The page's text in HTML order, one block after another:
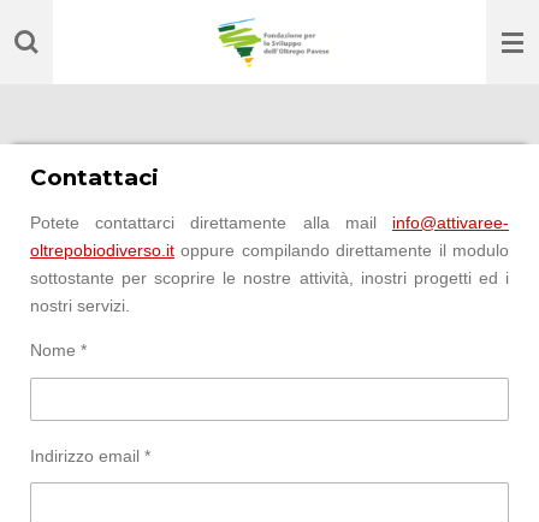
al
Contattaci
Potete contattarci direttamente alla mail info@attivaree-
oltrepobiodiverso.it oppure compilando direttamente il modulo
sottostante per scoprire le nostre attività, inostri progetti ed i
nostri servizi.
Nome *
Indirizzo email *